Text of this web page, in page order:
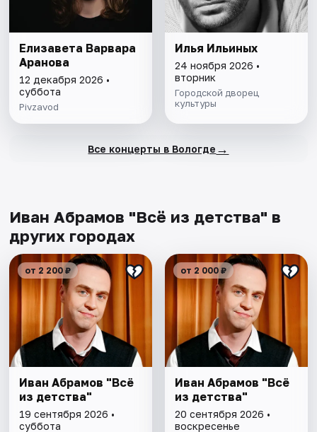
Елизавета Варвара
Аранова
12 декабря 2026 •
суббота
Pivzavod
Илья Ильиных
24 ноября 2026 •
вторник
Городской дворец
культуры
Все концерты в Вологде →
Иван Абрамов "Всё из детства" в
других городах
от 2 200 ₽
Иван Абрамов "Всё
из детства"
19 сентября 2026 •
суббота
от 2 000 ₽
Иван Абрамов "Всё
из детства"
20 сентября 2026 •
воскресенье